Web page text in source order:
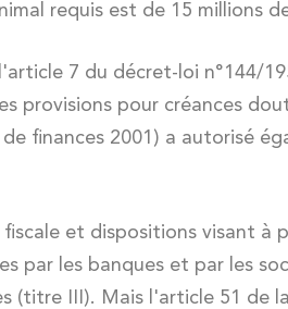
requis est de 15 millions
7 du décret-loi n°144/
provisions pour créances
finances 2001) a autorisé
et dispositions visant à
par les banques et par les
III). Mais l'article 51 de